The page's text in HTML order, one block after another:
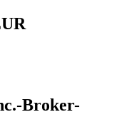
Broker-